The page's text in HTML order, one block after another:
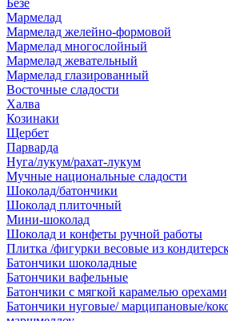
Безе
Мармелад
Мармелад желейно-формовой
Мармелад многослойный
Мармелад жевательный
Мармелад глазированный
Восточные сладости
Халва
Козинаки
Щербет
Парварда
Нуга/лукум/рахат-лукум
Мучные национальные сладости
Шоколад/батончики
Шоколад плиточный
Мини-шоколад
Шоколад и конфеты ручной работы
Плитка /фигурки весовые из
Батончики шоколадные
Батончики вафельные
Батончики с мягкой карамелью
Батончики нуговые/ марципановые/